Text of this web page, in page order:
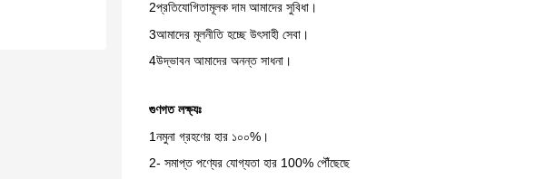
2প্রতিযোগিতামূলক দাম আমাদের সুবিধা।
3আমাদের মূলনীতি হচ্ছে উৎসাহী সেবা।
4উদ্ভাবন আমাদের অনন্ত সাধনা।
গুণগত লক্ষ্যঃ
1নমুনা গ্রহণের হার ১০০%।
2- সমাপ্ত পণ্যের যোগ্যতা হার 100% পৌঁছেছে